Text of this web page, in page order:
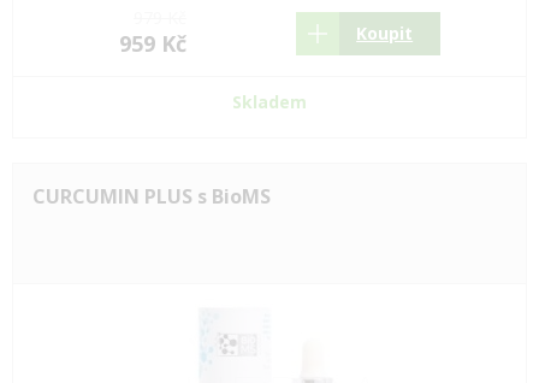
959 Kč Koupit
Skladem
CURCUMIN PLUS s BioMS